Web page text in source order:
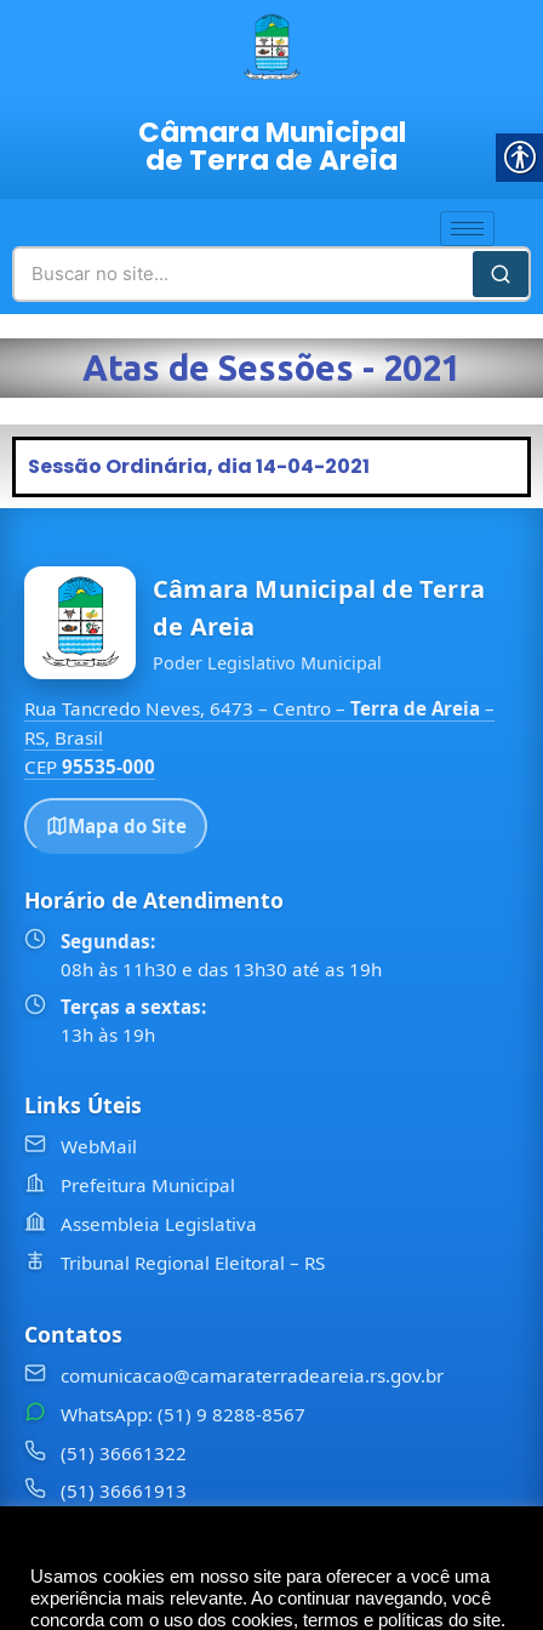
Câmara Municipal
de Terra de Areia
Atas de Sessões - 2021
Sessão Ordinária, dia 14-04-2021
Câmara Municipal de Terra
de Areia
Poder Legislativo Municipal
Rua Tancredo Neves, 6473 – Centro – Terra de Areia –
RS, Brasil
CEP 95535-000
Mapa do Site
Horário de Atendimento
Segundas:
08h às 11h30 e das 13h30 até as 19h
Terças a sextas:
13h às 19h
Links Úteis
WebMail
Prefeitura Municipal
Assembleia Legislativa
Tribunal Regional Eleitoral – RS
Contatos
comunicacao@camaraterradeareia.rs.gov.br
WhatsApp: (51) 9 8288-8567
(51) 36661322
(51) 36661913
©2026Câmara Municipal deTerra de Areia— Todos os
direitos reservados
Usamos cookies em nosso site para oferecer a você uma
experiência mais relevante. Ao continuar navegando, você
concorda com o uso dos cookies, termos e políticas do site.